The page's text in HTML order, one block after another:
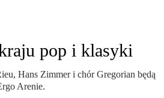
pop i klasyki
Hans Zimmer i chór Gregorian będą
Arenie.